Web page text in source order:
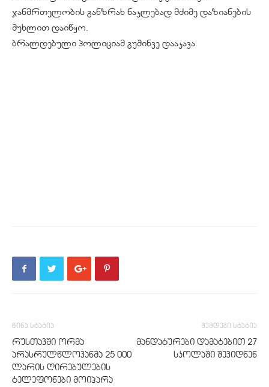
ჯანმრთელობის განზრახ ნაკლებად მძიმე დაზიანების
მუხლით დაიწყო.
ბრალდებული პოლიციამ გუშინვე დააკავა.
წინა სტატია
რუსთავში ორმა
არასრულწლოვანმა 25 000
ლარის ღირებულების
ტელეფონები მოიპარა
შემდეგი სტატია
მანდატურები დამატებით 27
სკოლაში შევიდნენ